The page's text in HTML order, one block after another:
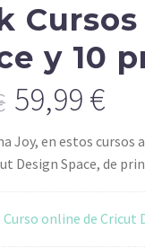
y 10
€.
59,99 €
€.
Joy, en estos
Design Space, de
Curso online de Cricut